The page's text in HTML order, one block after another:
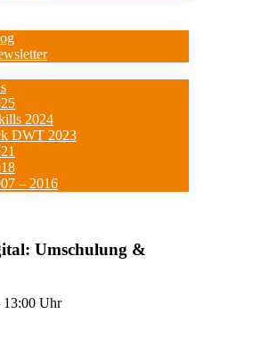
2024
DWT 2023
– 2016
Umschulung &
13:00 Uhr